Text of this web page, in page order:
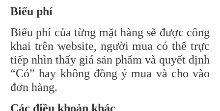
Biểu phí
Biểu phí của từng mặt hàng sẽ được công
khai trên website, người mua có thể trực
tiếp nhìn thấy giá sản phẩm và quyết định
“Có” hay không đồng ý mua và cho vào
đơn hàng.
Các điều khoản khác